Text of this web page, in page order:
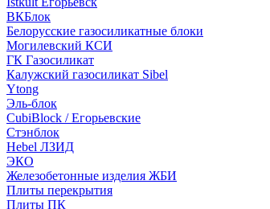
ВКБлок
Белорусские газосиликатные блоки
Могилевский КСИ
ГК Газосиликат
Калужский газосиликат Sibel
Ytong
Эль-блок
CubiBlock / Егорьевские
Стэнблок
Hebel ЛЗИД
ЭКО
Железобетонные изделия ЖБИ
Плиты перекрытия
Плиты ПК